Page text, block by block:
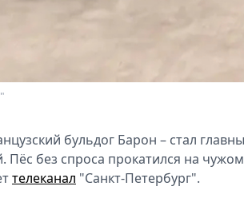
бульдог Барон – стал
Пёс без спроса прокатился на
телеканал "Санкт-Петербург".